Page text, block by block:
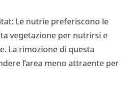
Le nutrie preferiscono le
vegetazione per nutrirsi e
La rimozione di questa
l’area meno attraente per